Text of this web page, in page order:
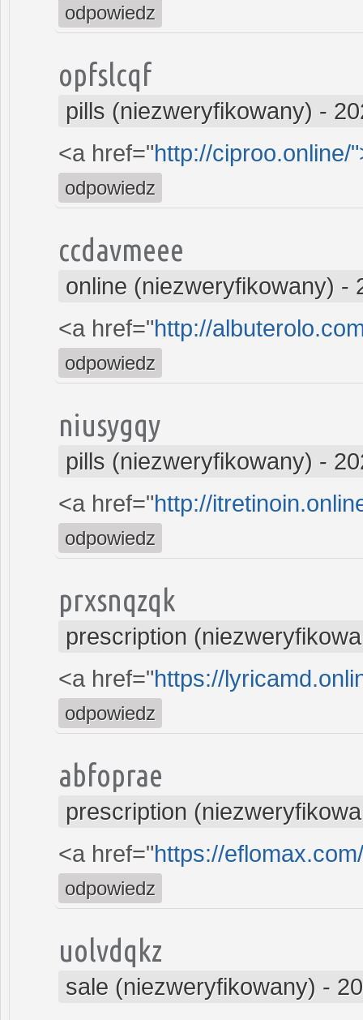
odpowiedz
opfslcqf
pills (niezweryfikowany) -
<a href="http://ciproo.online/
odpowiedz
ccdavmeee
online (niezweryfikowany) -
<a href="http://
odpowiedz
niusygqy
pills (niezweryfikowany) -
<a href="http://
odpowiedz
prxsnqzqk
prescription
<a href="https://
odpowiedz
abfoprae
prescription
<a href="https://
odpowiedz
uolvdqkz
sale (niezweryfikowany) -